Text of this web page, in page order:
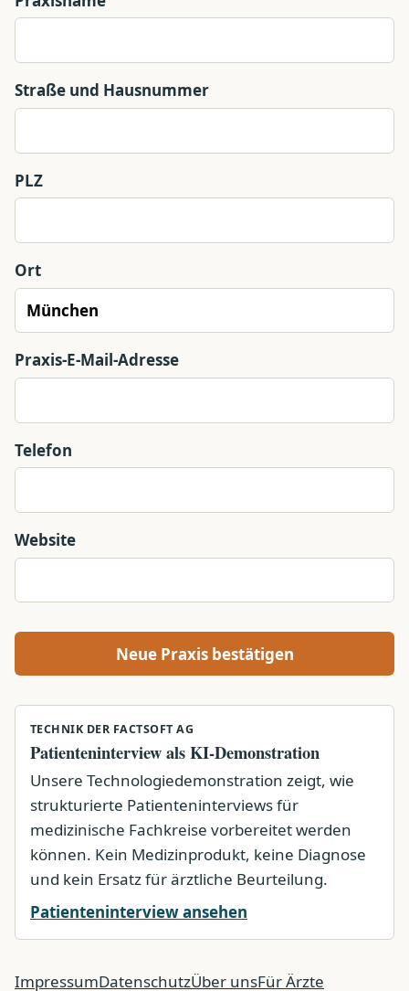
Straße und Hausnummer
PLZ
Ort
Praxis-E-Mail-Adresse
Telefon
Website
Neue Praxis bestätigen
TECHNIK DER FACTSOFT AG
Patienteninterview als KI-Demonstration
Unsere Technologiedemonstration zeigt, wie
strukturierte Patienteninterviews für
medizinische Fachkreise vorbereitet werden
können. Kein Medizinprodukt, keine Diagnose
und kein Ersatz für ärztliche Beurteilung.
Patienteninterview ansehen
ImpressumDatenschutzÜber unsFür Ärzte